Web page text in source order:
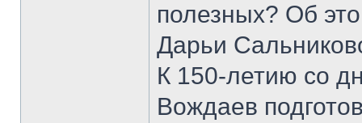
полезных? Об
Дарьи
К 150-летию со
Вождаев